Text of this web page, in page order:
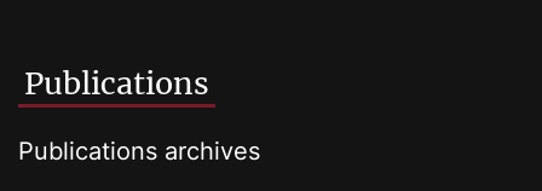
Publications
Publications archives